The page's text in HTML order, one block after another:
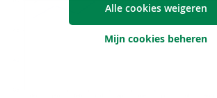
Alle cookies weigeren
Mijn cookies beheren